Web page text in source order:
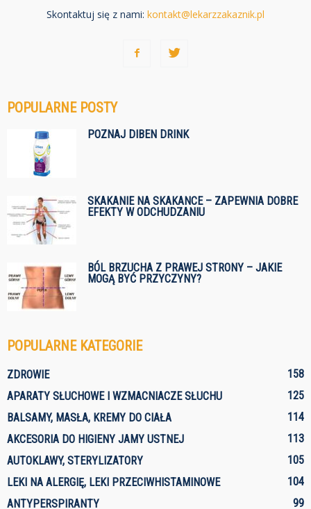
Skontaktuj się z nami: kontakt@lekarzzakaznik.pl
POPULARNE POSTY
POZNAJ DIBEN DRINK
SKAKANIE NA SKAKANCE – ZAPEWNIA DOBRE
EFEKTY W ODCHUDZANIU
BÓL BRZUCHA Z PRAWEJ STRONY – JAKIE
MOGĄ BYĆ PRZYCZYNY?
POPULARNE KATEGORIE
ZDROWIE
158
APARATY SŁUCHOWE I WZMACNIACZE SŁUCHU
125
BALSAMY, MASŁA, KREMY DO CIAŁA
114
AKCESORIA DO HIGIENY JAMY USTNEJ
113
AUTOKLAWY, STERYLIZATORY
105
LEKI NA ALERGIĘ, LEKI PRZECIWHISTAMINOWE
104
ANTYPERSPIRANTY
99